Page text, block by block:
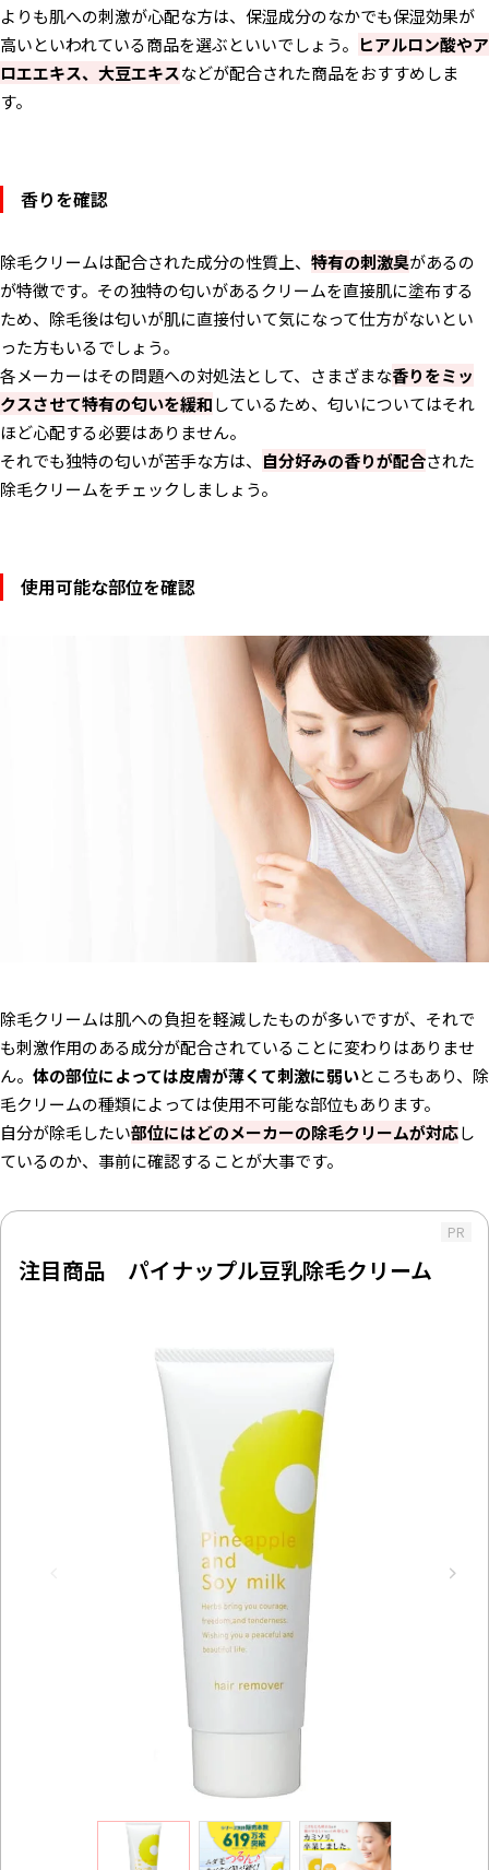
よりも肌への刺激が心配な方は、保湿成分のなかでも保湿効果が
高いといわれている商品を選ぶといいでしょう。 ヒアルロン酸やア
ロエエキス、大豆エキスなどが配合された商品をおすすめしま
す。
香りを確認
除毛クリームは配合された成分の性質上、 特有の刺激臭があるの
が特徴です。その独特の匂いがあるクリームを直接肌に塗布する
ため、除毛後は匂いが肌に直接付いて気になって仕方がないとい
った方もいるでしょう。
各メーカーはその問題への対処法として、さまざまな香りをミッ
クスさせて特有の匂いを緩和しているため、匂いについてはそれ
ほど心配する必要はありません。
それでも独特の匂いが苦手な方は、 自分好みの香りが配合された
除毛クリームをチェックしましょう。
使用可能な部位を確認
除毛クリームは肌への負担を軽減したものが多いですが、それで
も刺激作用のある成分が配合されていることに変わりはありませ
ん。 体の部位によっては皮膚が薄くて刺激に弱いところもあり、除
毛クリームの種類によっては使用不可能な部位もあります。
自分が除毛したい部位にはどのメーカーの除毛クリームが対応し
ているのか、事前に確認することが大事です。
PR
注目商品 パイナップル豆乳除毛クリーム